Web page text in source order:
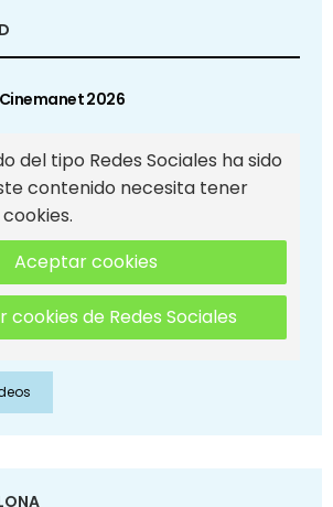
2026
del tipo Redes Sociales ha sido
contenido necesita tener
Aceptar cookies
cookies de Redes Sociales